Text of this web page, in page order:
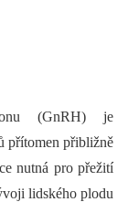
(GnRH) je
přítomen přibližně
nutná pro přežití
lidského plodu